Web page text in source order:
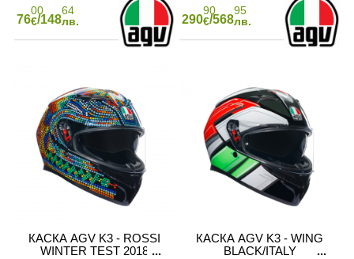
76
00
€/148
64
лв.
290
90
€/568
95
лв.
КАСКА AGV K3 - ROSSI
WINTER TEST 2018
КАСКА AGV K3 - WING
BLACK/ITALY